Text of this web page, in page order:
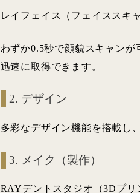
レイフェイス（フェイススキ
わずか0.5秒で顔貌スキャン
迅速に取得できます。
2. デザイン
多彩なデザイン機能を搭載し
3. メイク（製作）
RAYデントスタジオ（3Dプリ